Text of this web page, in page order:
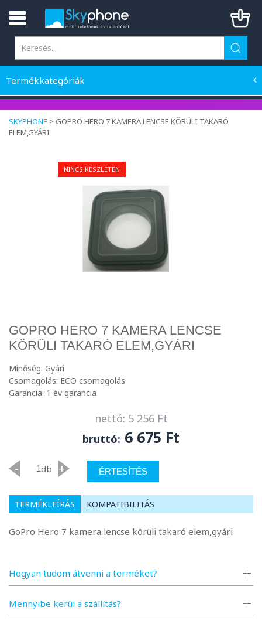
Termékkategóriák
SKYPHONE > GOPRO HERO 7 KAMERA LENCSE KÖRÜLI TAKARÓ
ELEM,GYÁRI
NINCS KÉSZLETEN
GOPRO HERO 7 KAMERA LENCSE
KÖRÜLI TAKARÓ ELEM,GYÁRI
Minőség: Gyári
Csomagolás: ECO csomagolás
Garancia: 1 év garancia
nettó: 5 256 Ft
bruttó: 6 675 Ft
- db + ÉRTESÍTÉS
Hogyan tudom átvenni a terméket?
Mennyibe kerül a szállítás?
TERMÉKLEÍRÁS KOMPATIBILITÁS
GoPro Hero 7 kamera lencse körüli takaró elem,gyári